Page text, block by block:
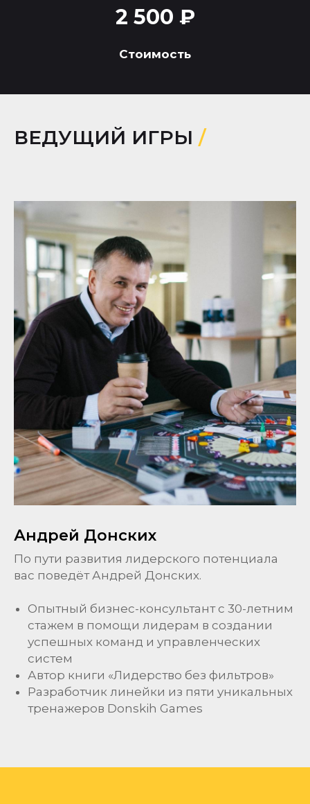
2 500 ₽
Стоимость
ВЕДУЩИЙ ИГРЫ /
Андрей Донских
По пути развития лидерского потенциала
вас поведёт Андрей Донских.
Опытный бизнес-консультант с 30-летним
стажем в помощи лидерам в создании
успешных команд и управленческих
систем
Автор книги «Лидерство без фильтров»
Разработчик линейки из пяти уникальных
тренажеров Donskih Games